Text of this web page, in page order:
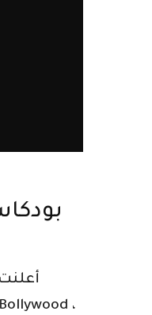
بودكاست فيروس 2062 ،